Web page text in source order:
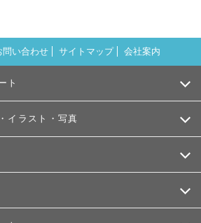
問い合わせ サイトマップ 会社案内
ト
イラスト・写真